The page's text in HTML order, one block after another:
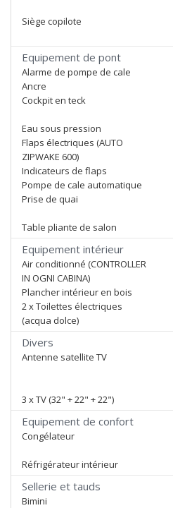
Siège copilote
Equipement de pont
Alarme de pompe de cale
Ancre
Cockpit en teck
Eau sous pression
Flaps électriques (AUTO
ZIPWAKE 600)
Indicateurs de flaps
Pompe de cale automatique
Prise de quai
Table pliante de salon
Equipement intérieur
Air conditionné (CONTROLLER
IN OGNI CABINA)
Plancher intérieur en bois
2 x Toilettes électriques
(acqua dolce)
Divers
Antenne satellite TV
3 x TV (32" + 22" + 22")
Equipement de confort
Congélateur
Réfrigérateur intérieur
Sellerie et tauds
Bimini